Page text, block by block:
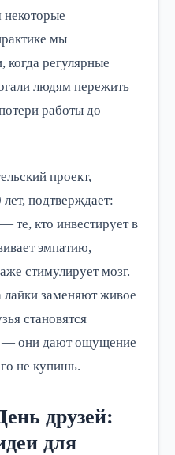
некоторые
мы
когда регулярные
людям пережить
работы до
проект,
подтверждает:
те, кто инвестирует в
эмпатию,
стимулирует мозг.
заменяют живое
становятся
— они дают ощущение
не купишь.
друзей:
для